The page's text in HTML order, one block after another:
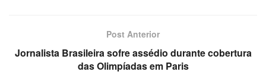
Post Anterior
Jornalista Brasileira sofre assédio durante cobertura
das Olimpíadas em Paris